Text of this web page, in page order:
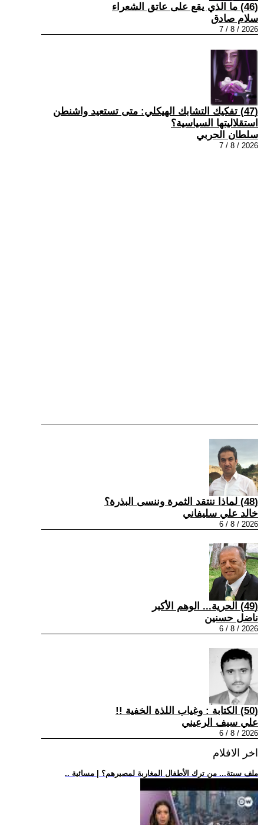
(46) ما الذي يقع على عاتق الشعراء
سلام صادق
2026 / 8 / 7
(47) تفكيك التشابك الهيكلي: متى تستعيد واشنطن
استقلاليتها السياسية؟
سلطان الحربي
2026 / 8 / 7
(48) لماذا ننتقد الثمرة وننسى البذرة؟
خالد علي سليفاني
2026 / 8 / 6
(49) الحرية... الوهم الأكبر
ناضل حسنين
2026 / 8 / 6
(50) الكتابة : وغياب اللذة الخفية !!
علي سيف الرعيني
2026 / 8 / 6
اخر الافلام
.. ملف سبتة... من ترك الأطفال المغاربة لمصيرهم؟ | مسائية